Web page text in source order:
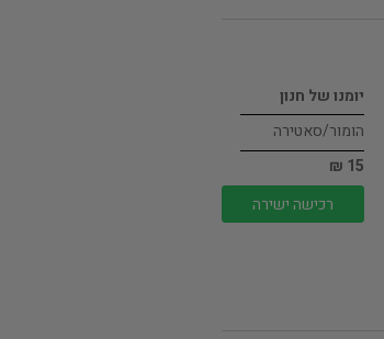
יומנו של חנון
הומור/סאטירה
15 ₪
רכישה ישירה